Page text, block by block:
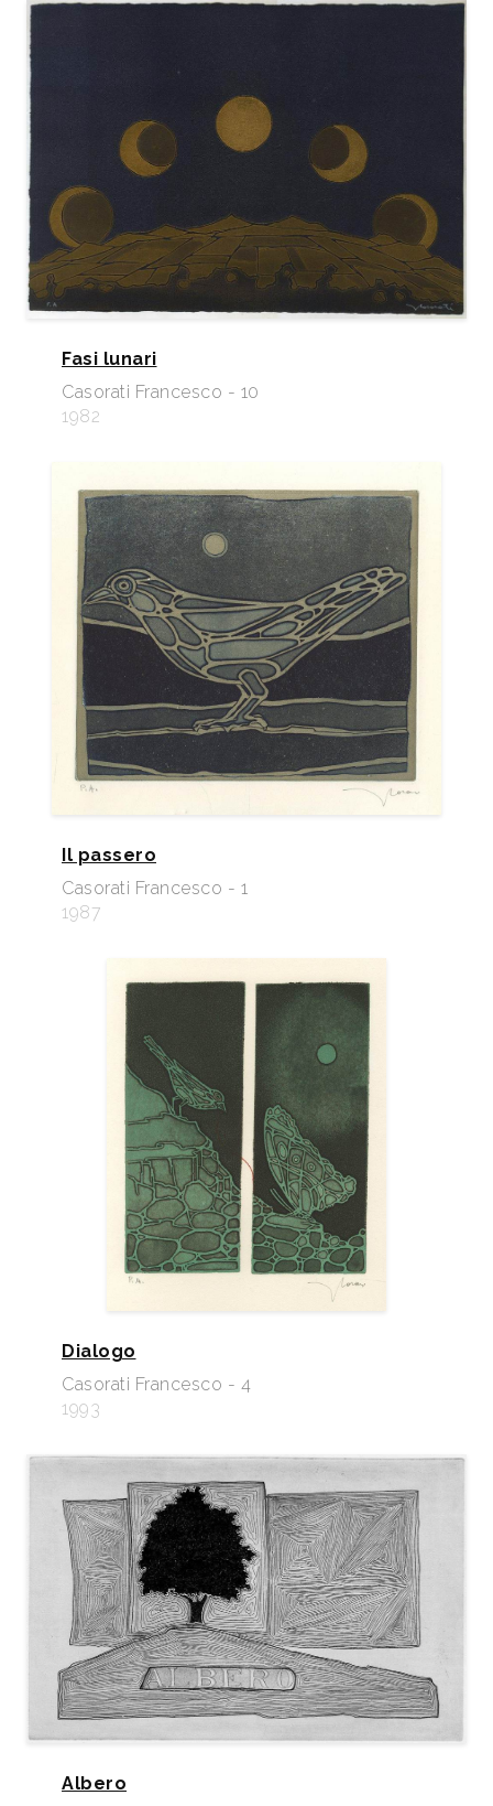
Fasi lunari
Casorati Francesco - 10
1982
Il passero
Casorati Francesco - 1
1987
Dialogo
Casorati Francesco - 4
1993
Albero